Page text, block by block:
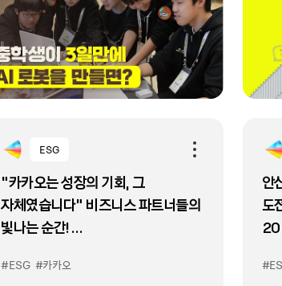
ESG
"카카오는 성장의 기회, 그
자체였습니다" 비즈니스 파트너들의
빛나는 순간!
어워즈🏅
#ESG #카카오
안
도